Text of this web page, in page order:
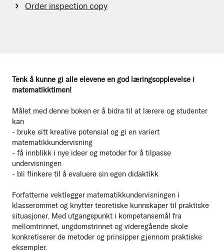
Tenk å kunne gi alle elevene en god læringsopplevelse i
matematikktimen!
Målet med denne boken er å bidra til at lærere og studenter
kan
- bruke sitt kreative potensial og gi en variert
matematikkundervisning
- få innblikk i nye ideer og metoder for å tilpasse
undervisningen
- bli flinkere til å evaluere sin egen didaktikk
Forfatterne vektlegger matematikkundervisningen i
klasserommet og knytter teoretiske kunnskaper til praktiske
situasjoner. Med utgangspunkt i kompetansemål fra
mellomtrinnet, ungdomstrinnet og videregående skole
konkretiserer de metoder og prinsipper gjennom praktiske
eksempler.
Order inspection copy